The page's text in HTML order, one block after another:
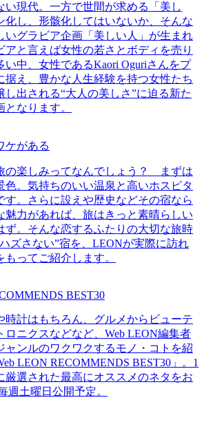
い現代。一方で世間が求める「美し
化し、形骸化してはいないか、そんな
いグラビア企画「美しい人」が生まれ
アと言えば女性の若さとボディを売り
い中、女性であるKaori Oguriさんをプ
据え、豊かな人生経験を持つ女性たち
し出される“大人の美しさ”に迫る新た
なります。
ケがある
の楽しみってなんでしょう？ まずは
色。気持ちのいい温泉と高いホスピタ
す。さらに設えや歴史などその宿なら
魅力があれば、旅はきっと素晴らしい
ず。そんな恋するふたりの大切な旅時
ズさない”宿を、LEONが実際に訪れ
ってご紹介します。
BEST30
時計はもちろん、グルメからビューテ
ロニクスなどなど、Web LEON編集者
ャンルのワクワクするモノ・コトを紹
LEON RECOMMENDS BEST30」。1
厳選された最高にオススメのネタをお
週土曜日公開予定。